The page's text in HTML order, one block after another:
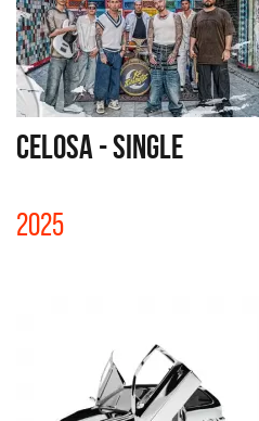
CELOSA - SINGLE
2025